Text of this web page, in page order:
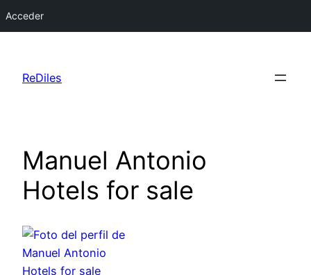
Acceder
contenido
ReDiles
Manuel Antonio
Hotels for sale